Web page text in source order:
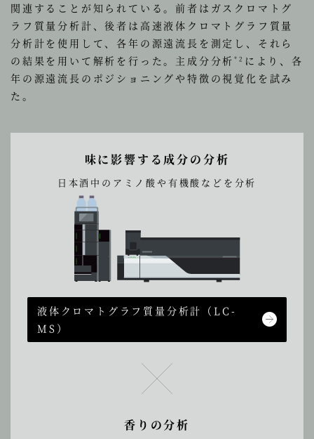
関連することが知られている。前者はガスクロマトグ
ラフ質量分析計、後者は高速液体クロマトグラフ質量
分析計を使用して、各年の源遠流長を測定し、それら
の結果を用いて解析を行った。主成分分析*2 により、各
年の源遠流長のポジショニングや特徴の視覚化を試み
た。
味に影響する成分の分析
日本酒中のアミノ酸や有機酸などを分析
液体クロマトグラフ質量分析計 （LC-
MS）
香りの分析